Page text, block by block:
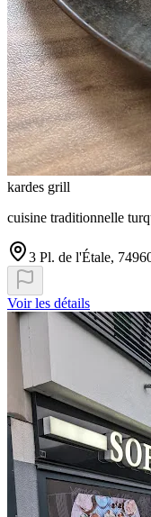
kardes grill
cuisine traditionnelle
3 Pl. de l'Étale,
Voir les détails